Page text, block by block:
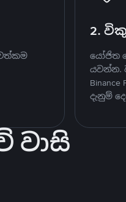
2.
යෝජිත
යවන්න.
දැනුම්
වාසි